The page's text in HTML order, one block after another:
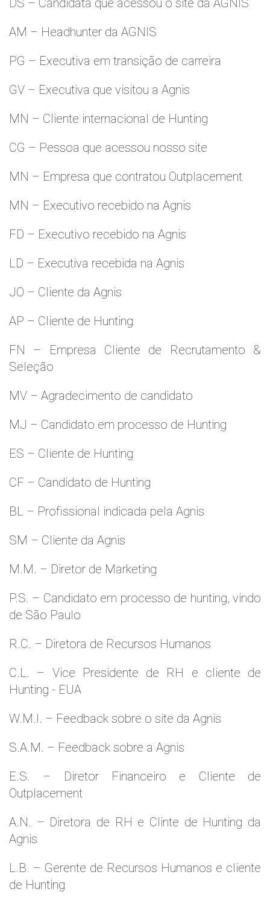
DS – Candidata que acessou o site da AGNIS
AM – Headhunter da AGNIS
PG – Executiva em transição de carreira
GV – Executiva que visitou a Agnis
MN – Cliente internacional de Hunting
CG – Pessoa que acessou nosso site
MN – Empresa que contratou Outplacement
MN – Executivo recebido na Agnis
FD – Executivo recebido na Agnis
LD – Executiva recebida na Agnis
JO – Cliente da Agnis
AP – Cliente de Hunting
FN – Empresa Cliente de Recrutamento &
Seleção
MV – Agradecimento de candidato
MJ – Candidato em processo de Hunting
ES – Cliente de Hunting
CF – Candidato de Hunting
BL – Profissional indicada pela Agnis
SM – Cliente da Agnis
M.M. – Diretor de Marketing
P.S. – Candidato em processo de hunting, vindo
de São Paulo
R.C. – Diretora de Recursos Humanos
C.L. – Vice Presidente de RH e cliente de
Hunting - EUA
W.M.l. – Feedback sobre o site da Agnis
S.A.M. – Feedback sobre a Agnis
E.S. – Diretor Financeiro e Cliente de
Outplacement
A.N. – Diretora de RH e Clinte de Hunting da
Agnis
L.B. – Gerente de Recursos Humanos e cliente
de Hunting